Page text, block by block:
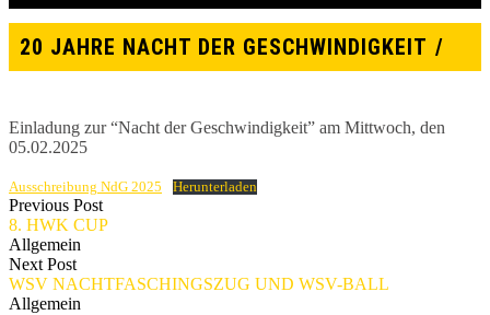
20 JAHRE NACHT DER GESCHWINDIGKEIT
Einladung zur “Nacht der Geschwindigkeit” am Mittwoch, den
05.02.2025
Ausschreibung NdG 2025 Herunterladen
Previous Post
8. HWK CUP
Allgemein
Next Post
WSV NACHTFASCHINGSZUG UND WSV-BALL
Allgemein